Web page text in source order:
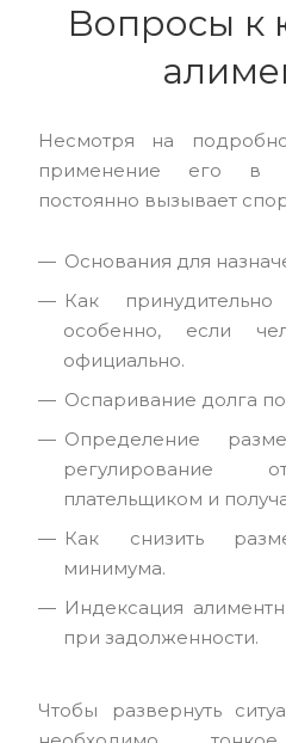
Вопросы к
Несмотря на
применение его в
постоянно вызывает
Основания для
Как
особенно, если
официально.
Оспаривание долга
Определение
регулирование
плательщиком и
Как снизить
минимума.
Индексация
при задолженности.
Чтобы развернуть